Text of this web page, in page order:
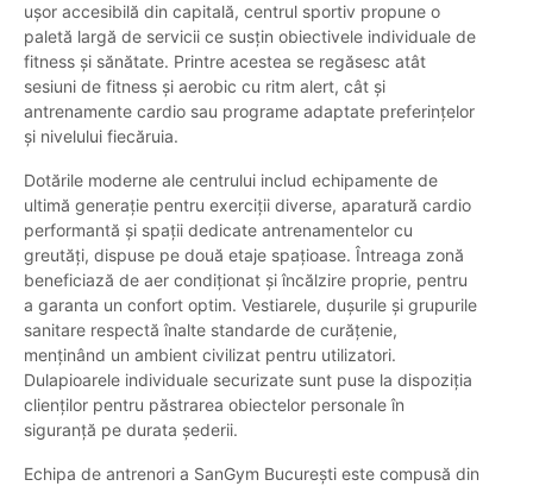
ușor accesibilă din capitală, centrul sportiv propune o
paletă largă de servicii ce susțin obiectivele individuale de
fitness și sănătate. Printre acestea se regăsesc atât
sesiuni de fitness și aerobic cu ritm alert, cât și
antrenamente cardio sau programe adaptate preferințelor
și nivelului fiecăruia.
Dotările moderne ale centrului includ echipamente de
ultimă generație pentru exerciții diverse, aparatură cardio
performantă și spații dedicate antrenamentelor cu
greutăți, dispuse pe două etaje spațioase. Întreaga zonă
beneficiază de aer condiționat și încălzire proprie, pentru
a garanta un confort optim. Vestiarele, dușurile și grupurile
sanitare respectă înalte standarde de curățenie,
menținând un ambient civilizat pentru utilizatori.
Dulapioarele individuale securizate sunt puse la dispoziția
clienților pentru păstrarea obiectelor personale în
siguranță pe durata șederii.
Echipa de antrenori a SanGym București este compusă din